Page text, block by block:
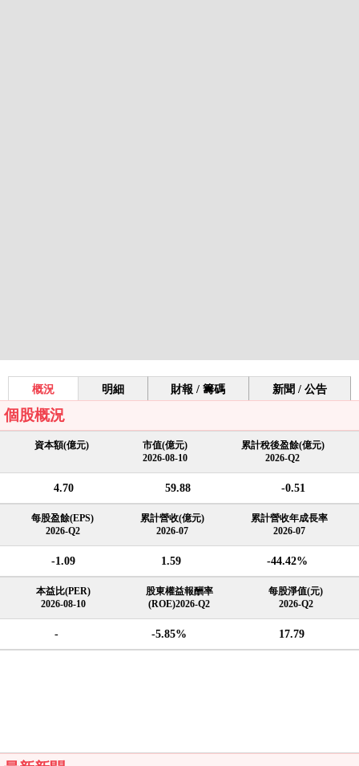
概況 明細 財報 / 籌碼 新聞 / 公告
個股概況
資本額(億元)
市值(億元)
2026-08-10
累計稅後盈餘(億元)
2026-Q2
4.70 59.88 -0.51
每股盈餘(EPS)
2026-Q2
累計營收(億元)
2026-07
累計營收年成長率
2026-07
-1.09 1.59 -44.42%
本益比(PER)
2026-08-10
股東權益報酬率
(ROE)2026-Q2
每股淨值(元)
2026-Q2
- -5.85% 17.79